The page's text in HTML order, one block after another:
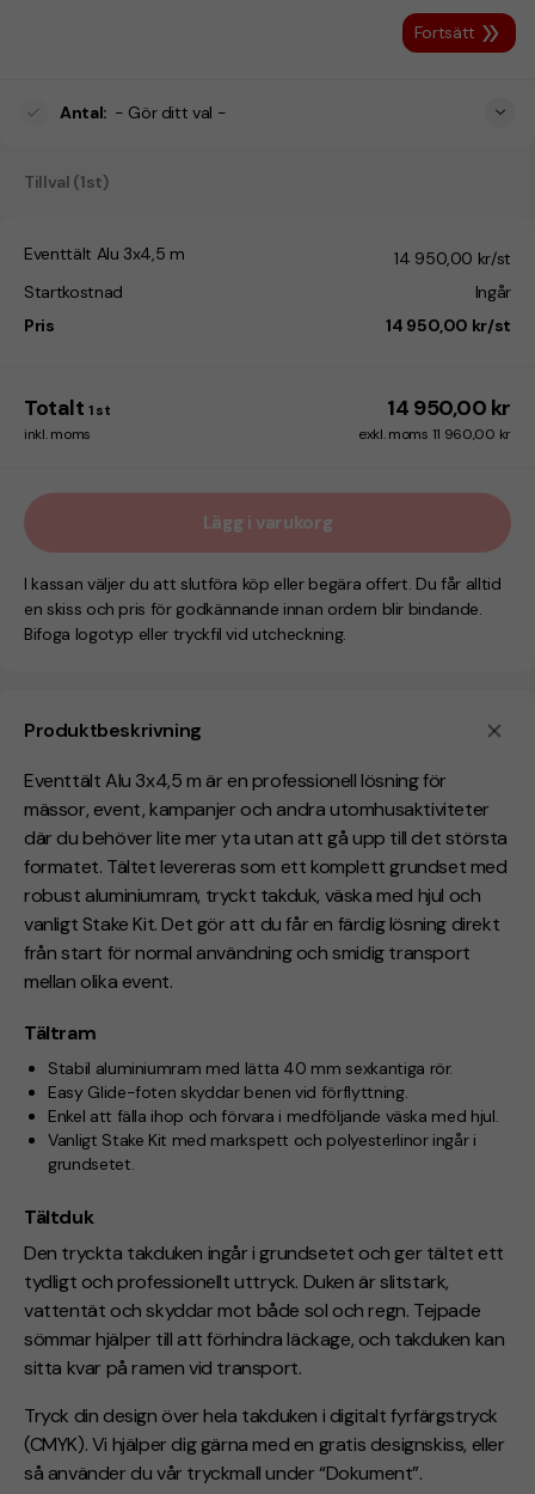
Produktbeskrivning
Eventtält Alu 3x4,5 m är en professionell lösning för
mässor, event, kampanjer och andra utomhusaktiviteter
där du behöver lite mer yta utan att gå upp till det största
formatet. Tältet levereras som ett komplett grundset med
robust aluminiumram, tryckt takduk, väska med hjul och
vanligt Stake Kit. Det gör att du får en färdig lösning direkt
från start för normal användning och smidig transport
mellan olika event.
Tältram
Stabil aluminiumram med lätta 40 mm sexkantiga rör.
Easy Glide-foten skyddar benen vid förflyttning.
Enkel att fälla ihop och förvara i medföljande väska med hjul.
Vanligt Stake Kit med markspett och polyesterlinor ingår i
grundsetet.
Tältduk
Den tryckta takduken ingår i grundsetet och ger tältet ett
tydligt och professionellt uttryck. Duken är slitstark,
vattentät och skyddar mot både sol och regn. Tejpade
sömmar hjälper till att förhindra läckage, och takduken kan
sitta kvar på ramen vid transport.
Tryck din design över hela takduken i digitalt fyrfärgstryck
(CMYK). Vi hjälper dig gärna med en gratis designskiss, eller
så använder du vår tryckmall under “Dokument”.
Fortsätt
Antal: - Gör ditt val -
Tillval (1st)
Eventtält Alu 3x4,5 m
14 950,00 kr/st
Startkostnad
Ingår
Pris
14 950,00 kr/st
Totalt 1 st 14 950,00 kr
inkl. moms exkl. moms 11 960,00 kr
Lägg i varukorg
I kassan väljer du att slutföra köp eller begära offert. Du får alltid
en skiss och pris för godkännande innan ordern blir bindande.
Bifoga logotyp eller tryckfil vid utcheckning.